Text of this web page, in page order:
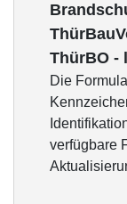
ThürBO -
Die
verfügbare